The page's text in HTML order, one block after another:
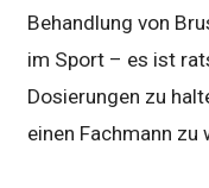
Behandlung von
im Sport – es ist
Dosierungen zu
einen Fachmann zu